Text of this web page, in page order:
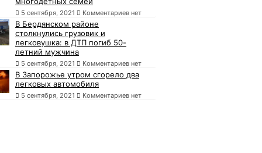
5 сентября, 2021 Комментариев нет
В Бердянском районе
столкнулись грузовик и
легковушка: в ДТП погиб 50-
летний мужчина
5 сентября, 2021 Комментариев нет
В Запорожье утром сгорело два
легковых автомобиля
5 сентября, 2021 Комментариев нет